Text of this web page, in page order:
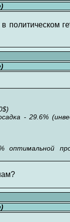
- 29.6%
оптимальной